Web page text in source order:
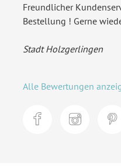
Freundlicher
Bestellung ! Gerne
Stadt Holzgerlingen
Alle Bewertungen